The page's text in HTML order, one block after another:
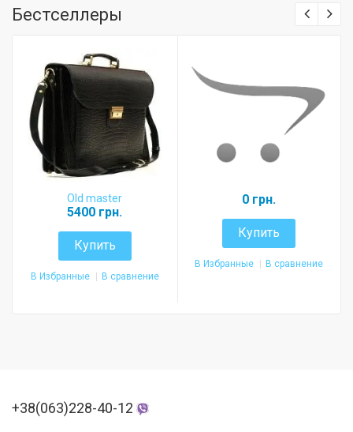
Бестселлеры
Old master
5400 грн.
Купить
В Избранные В сравнение
0 грн.
Купить
В Избранные В сравнение
+38(063)228-40-12